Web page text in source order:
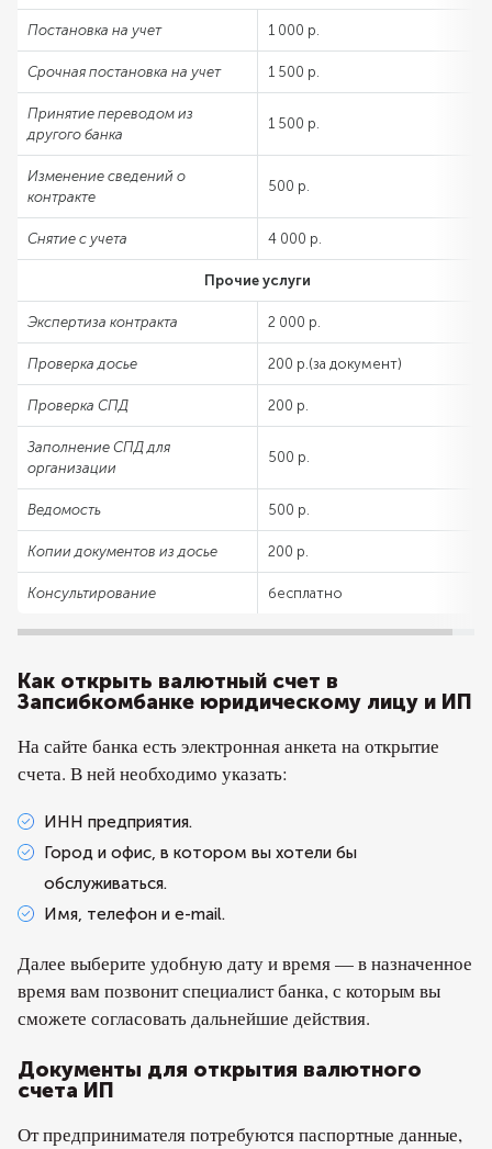
Постановка на учет 1 000 р.
Срочная постановка на учет 1 500 р.
Принятие переводом из
другого банка
1 500 р.
Изменение сведений о
контракте
500 р.
Снятие с учета 4 000 р.
Прочие услуги
Экспертиза контракта 2 000 р.
Проверка досье 200 р.(за документ)
Проверка СПД 200 р.
Заполнение СПД для
организации
500 р.
Ведомость 500 р.
Копии документов из досье 200 р.
Консультирование бесплатно
Как открыть валютный счет в
Запсибкомбанке юридическому лицу и ИП
На сайте банка есть электронная анкета на открытие
счета. В ней необходимо указать:
ИНН предприятия.
Город и офис, в котором вы хотели бы
обслуживаться.
Имя, телефон и e-mail.
Далее выберите удобную дату и время — в назначенное
время вам позвонит специалист банка, с которым вы
сможете согласовать дальнейшие действия.
Документы для открытия валютного
счета ИП
От предпринимателя потребуются паспортные данные,